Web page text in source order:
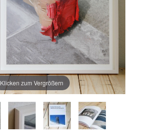
Klicken zum Vergrößern